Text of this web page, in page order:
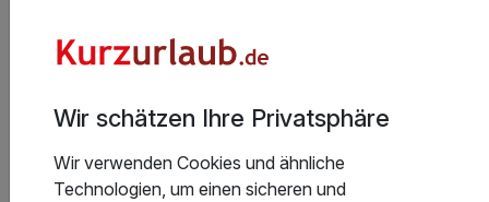
Allgemeine Geschäftsbedingungen
Aktuelle Infos des Hotels
Wir schätzen Ihre Privatsphäre
Wir verwenden Cookies und ähnliche
Technologien, um einen sicheren und